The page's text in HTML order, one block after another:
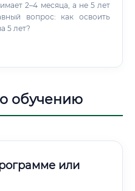
2–4 месяца, а не 5 лет
вопрос: как освоить
5 лет?
обучению
или